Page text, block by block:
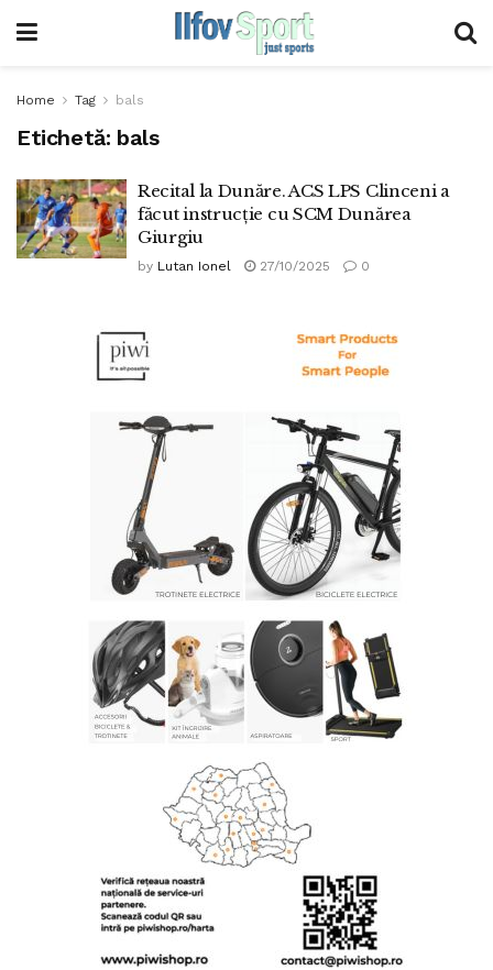
Home Tag bals
Etichetă: bals
Recital la Dunăre. ACS LPS Clinceni a
făcut instrucție cu SCM Dunărea
Giurgiu
by Lutan Ionel 27/10/2025 0